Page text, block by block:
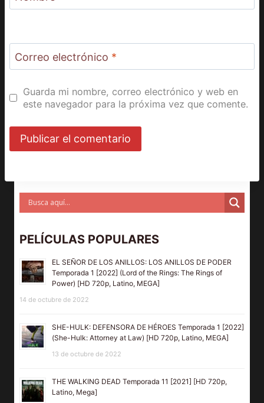
Correo electrónico *
Guarda mi nombre, correo electrónico y web en
este navegador para la próxima vez que comente.
PELÍCULAS POPULARES
EL SEÑOR DE LOS ANILLOS: LOS ANILLOS DE PODER
Temporada 1 [2022] (Lord of the Rings: The Rings of
Power) [HD 720p, Latino, MEGA]
14 de octubre de 2022
SHE-HULK: DEFENSORA DE HÉROES Temporada 1 [2022]
(She-Hulk: Attorney at Law) [HD 720p, Latino, MEGA]
13 de octubre de 2022
THE WALKING DEAD Temporada 11 [2021] [HD 720p,
Latino, Mega]